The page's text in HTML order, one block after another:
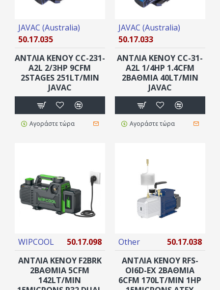
JAVAC (Australia)
50.17.035
ΑΝΤΛΙΑ ΚΕΝΟΥ CC-231-
A2L 2/3HP 9CFM
2STAGES 251LT/MIN
JAVAC
Αγοράστε τώρα
JAVAC (Australia)
50.17.033
ΑΝΤΛΙΑ ΚΕΝΟΥ CC-31-
A2L 1/4HP 1.4CFM
2ΒΆΘΜΙΑ 40LT/MIN
JAVAC
Αγοράστε τώρα
WIPCOOL
50.17.098
ΑΝΤΛΙΑ ΚΕΝΟΥ F2BRK
2ΒΑΘΜΙΑ 5CFM
142LT/MIN
Other
50.17.038
ΑΝΤΛΙΑ ΚΕΝΟΥ RFS-
OI6D-EX 2ΒΆΘΜΙΑ
6CFM 170LT/MIN 1HP